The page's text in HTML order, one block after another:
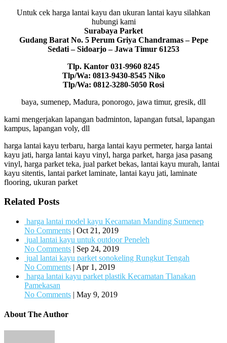
Untuk cek harga lantai kayu dan ukuran lantai kayu silahkan
hubungi kami
Surabaya Parket
Gudang Barat No. 5 Perum Griya Chandramas – Pepe
Sedati – Sidoarjo – Jawa Timur 61253
Tlp. Kantor 031-9960 8245
Tlp/Wa: 0813-9430-8545 Niko
Tlp/Wa: 0812-3280-5050 Rosi
baya, sumenep, Madura, ponorogo, jawa timur, gresik, dll
kami mengerjakan lapangan badminton, lapangan futsal, lapangan
kampus, lapangan voly, dll
harga lantai kayu terbaru, harga lantai kayu permeter, harga lantai
kayu jati, harga lantai kayu vinyl, harga parket, harga jasa pasang
vinyl, harga parket teka, jual parket bekas, lantai kayu murah, lantai
kayu sitentis, lantai parket laminate, lantai kayu jati, laminate
flooring, ukuran parket
Related Posts
harga lantai model kayu Kecamatan Manding Sumenep
No Comments | Oct 21, 2019
jual lantai kayu untuk outdoor Peneleh
No Comments | Sep 24, 2019
jual lantai kayu parket sonokeling Rungkut Tengah
No Comments | Apr 1, 2019
harga lantai kayu parket plastik Kecamatan Tlanakan
Pamekasan
No Comments | May 9, 2019
About The Author